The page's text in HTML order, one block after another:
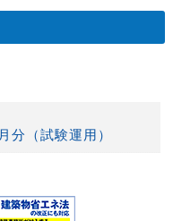
（試験運用）